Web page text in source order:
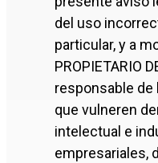
del uso
particular, y a
PROPIETARIO
responsable
que vulneren
intelectual e
empresariales,